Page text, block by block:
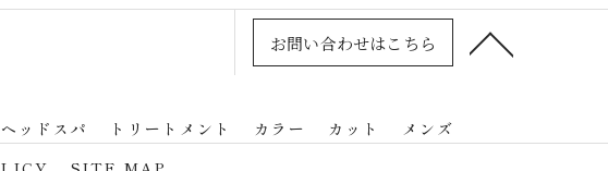
お問い合わせはこちら
ヘッドスパ トリートメント カラー カット
メンズ